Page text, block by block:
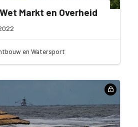
Markt en Overheid
en Watersport